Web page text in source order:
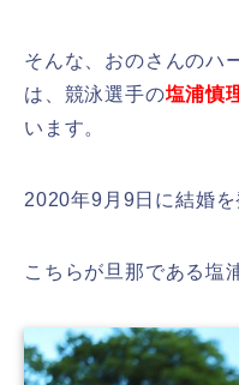
そんな、おのさんのハ
は、 競泳選手の塩浦慎
います。
2020年9月9日に結婚を
こちらが旦那である塩